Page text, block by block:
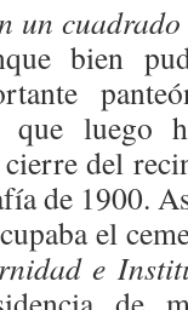
un
bien
que luego
del
de 1900.
el
e